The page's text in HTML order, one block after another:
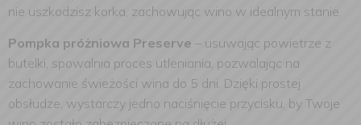
nie uszkodzisz korka, zachowując wino w idealnym stanie.
Pompka próżniowa Preserve – usuwając powietrze z
butelki, spowalnia proces utleniania, pozwalając na
zachowanie świeżości wina do 5 dni. Dzięki prostej
obsłudze, wystarczy jedno naciśnięcie przycisku, by Twoje